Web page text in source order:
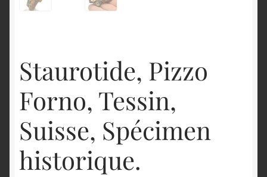
Staurotide, Pizzo
Forno, Tessin,
Suisse, Spécimen
historique.